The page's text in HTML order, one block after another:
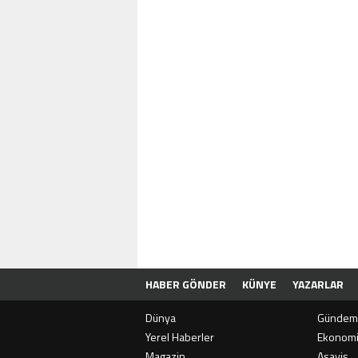
HABER GÖNDER KÜNYE YAZARLAR
Dünya
Gündem
Yerel Haberler
Ekonomi